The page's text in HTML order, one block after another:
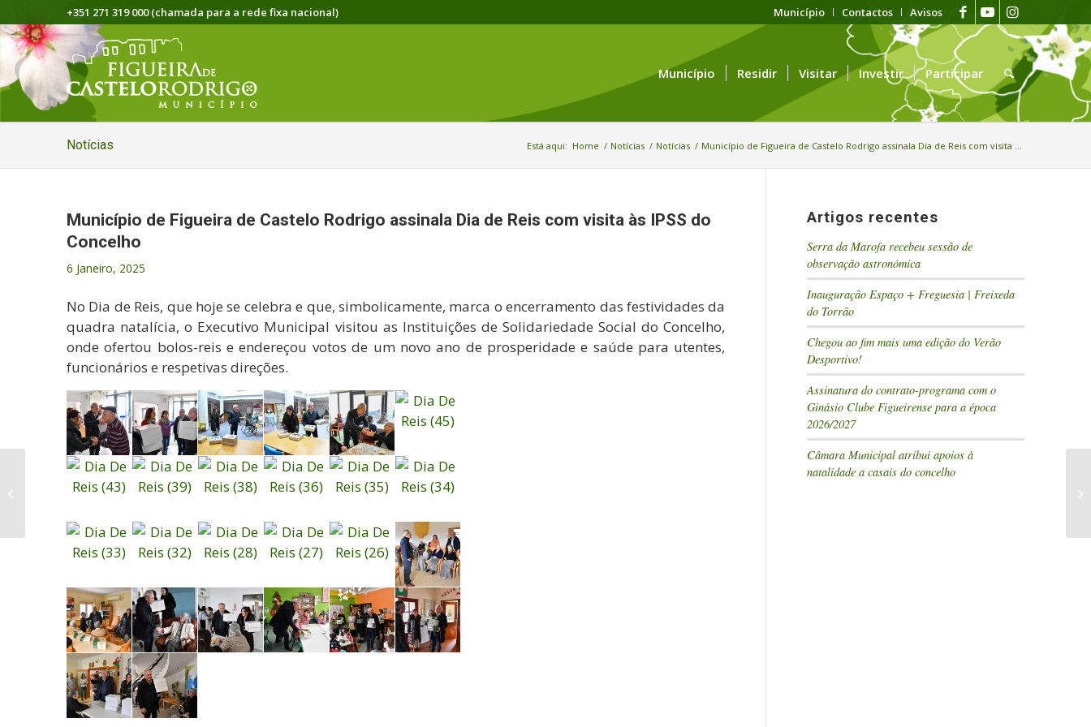
Município Contactos Avisos
+351 271 319 000 (chamada para a rede fixa nacional)
Município Residir Visitar Investir Participar
Notícias Está aqui: Home / Notícias / Notícias / Município de Figueira de Castelo Rodrigo assinala Dia de Reis com visita ...
Município de Figueira de Castelo Rodrigo assinala Dia de Reis com visita às IPSS do
Concelho
6 Janeiro, 2025
No Dia de Reis, que hoje se celebra e que, simbolicamente, marca o encerramento das festividades da
quadra natalícia, o Executivo Municipal visitou as Instituições de Solidariedade Social do Concelho,
onde ofertou bolos-reis e endereçou votos de um novo ano de prosperidade e saúde para utentes,
funcionários e respetivas direções.
Artigos recentes
Serra da Marofa recebeu sessão de
observação astronómica
Inauguração Espaço + Freguesia | Freixeda
do Torrão
Chegou ao fim mais uma edição do Verão
Desportivo!
Assinatura do contrato-programa com o
Ginásio Clube Figueirense para a época
2026/2027
Câmara Municipal atribui apoios à
natalidade a casais do concelho
Figueira de Castelo
Rodrigo dá as boas-